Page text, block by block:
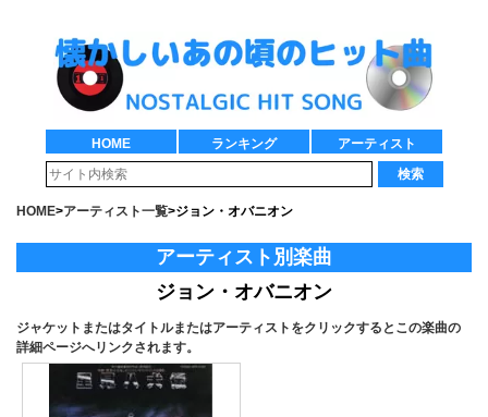
HOME ランキング
アーティスト
検索
HOME>アーティスト一覧>ジョン・オバニオン
アーティスト別楽曲
ジョン・オバニオン
ジャケットまたはタイトルまたはアーティストをクリックするとこの楽曲の
詳細ページへリンクされます。